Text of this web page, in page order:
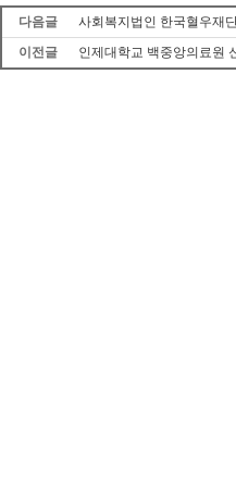
다음글
사회복지법인 한국혈우재
이전글
인제대학교 백중앙의료원